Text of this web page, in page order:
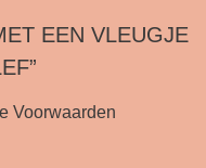
EEN VLEUGJE
Voorwaarden